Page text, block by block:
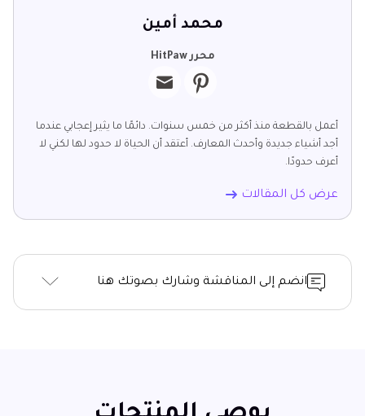
محمد أمين
محرر HitPaw
أعمل بالقطعة منذ أكثر من خمس سنوات. دائمًا ما يثير إعجابي عندما
أجد أشياء جديدة وأحدث المعارف. أعتقد أن الحياة لا حدود لها لكني لا
أعرف حدودًا.
عرض كل المقالات
انضم إلى المناقشة وشارك بصوتك هنا